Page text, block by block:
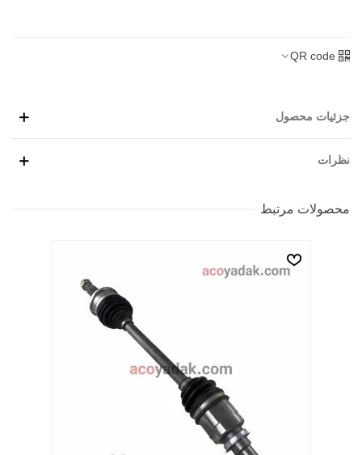
QR code
جزئیات محصول
نظرات
محصولات مرتبط